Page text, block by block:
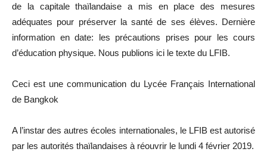
de la capitale thaïlandaise a mis en place des mesures
adéquates pour préserver la santé de ses élèves. Dernière
information en date: les précautions prises pour les cours
d’éducation physique. Nous publions ici le texte du LFIB.
Ceci est une communication du Lycée Français International
de Bangkok
A l’instar des autres écoles internationales, le LFIB est autorisé
par les autorités thaïlandaises à réouvrir le lundi 4 février 2019.